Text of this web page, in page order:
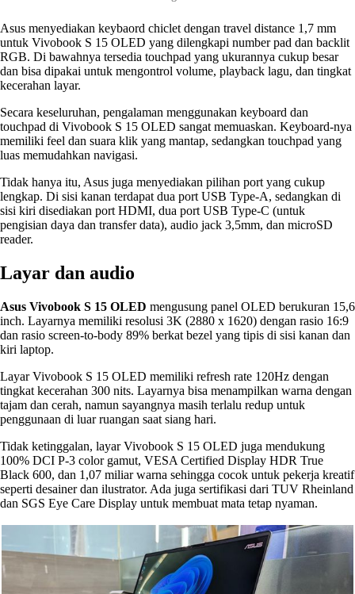
Asus menyediakan keybaord chiclet dengan travel distance 1,7 mm
untuk Vivobook S 15 OLED yang dilengkapi number pad dan backlit
RGB. Di bawahnya tersedia touchpad yang ukurannya cukup besar
dan bisa dipakai untuk mengontrol volume, playback lagu, dan tingkat
kecerahan layar.
Secara keseluruhan, pengalaman menggunakan keyboard dan
touchpad di Vivobook S 15 OLED sangat memuaskan. Keyboard-nya
memiliki feel dan suara klik yang mantap, sedangkan touchpad yang
luas memudahkan navigasi.
Tidak hanya itu, Asus juga menyediakan pilihan port yang cukup
lengkap. Di sisi kanan terdapat dua port USB Type-A, sedangkan di
sisi kiri disediakan port HDMI, dua port USB Type-C (untuk
pengisian daya dan transfer data), audio jack 3,5mm, dan microSD
reader.
Layar dan audio
Asus Vivobook S 15 OLED mengusung panel OLED berukuran 15,6
inch. Layarnya memiliki resolusi 3K (2880 x 1620) dengan rasio 16:9
dan rasio screen-to-body 89% berkat bezel yang tipis di sisi kanan dan
kiri laptop.
Layar Vivobook S 15 OLED memiliki refresh rate 120Hz dengan
tingkat kecerahan 300 nits. Layarnya bisa menampilkan warna dengan
tajam dan cerah, namun sayangnya masih terlalu redup untuk
penggunaan di luar ruangan saat siang hari.
Tidak ketinggalan, layar Vivobook S 15 OLED juga mendukung
100% DCI P-3 color gamut, VESA Certified Display HDR True
Black 600, dan 1,07 miliar warna sehingga cocok untuk pekerja kreatif
seperti desainer dan ilustrator. Ada juga sertifikasi dari TUV Rheinland
dan SGS Eye Care Display untuk membuat mata tetap nyaman.